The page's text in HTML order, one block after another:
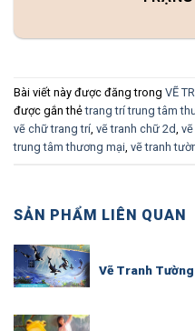
Bài viết này được đăng trong VẼ
được gắn thẻtrang trí trung tâm
vẽ chữ trang trí, vẽ tranh chữ 2d,
trung tâm thương mại, vẽ tranh
SẢN PHẨM LIÊN QUAN
Vẽ Tranh